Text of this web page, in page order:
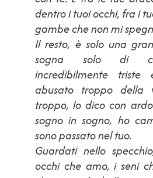
dentro i tuoi occhi, fra i
gambe che non mi
Il resto, è solo una
sogna solo di
incredibilmente triste
abusato troppo
troppo, lo dico con
sogno in sogno, ho
sono passato nel tuo.
Guardati nello
occhi che amo, i seni